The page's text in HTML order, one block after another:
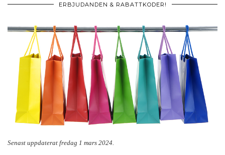
ERBJUDANDEN & RABATTKODER!
Senast uppdaterat fredag 1 mars 2024.